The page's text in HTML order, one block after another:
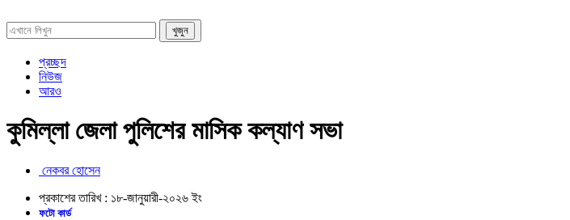
প্রচ্ছদ
নিউজ
আরও
কুমিল্লা জেলা পুলিশের মাসিক কল্যাণ সভা
নেকবর হোসেন
প্রকাশের তারিখ : ১৮-জানুয়ারী-২০২৬ইং
ফটো কার্ড